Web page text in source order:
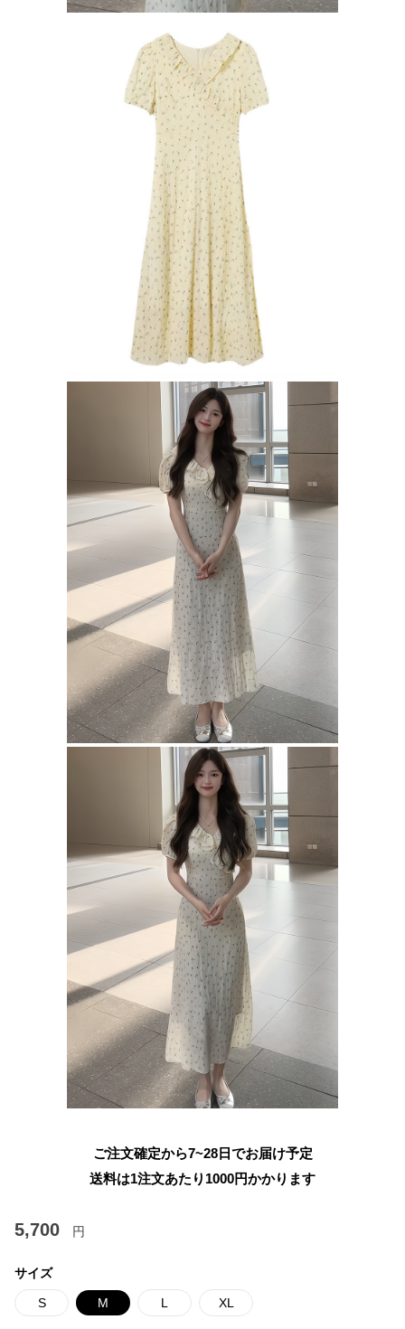
ご注文確定から7~28日でお届け予定
送料は1注文あたり 1000円かかります
5,700 円
サイズ
S M L XL